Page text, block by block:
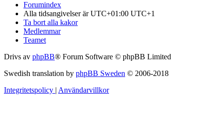
Forumindex
Alla tidsangivelser är UTC+01:00 UTC+1
Ta bort alla kakor
Medlemmar
Teamet
Drivs av phpBB® Forum Software © phpBB Limited
Swedish translation by phpBB Sweden © 2006-2018
Integritetspolicy Användarvillkor